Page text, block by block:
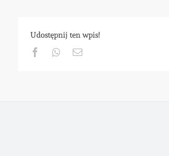
Udostępnij ten wpis!
FacebookWhatsapp
Email